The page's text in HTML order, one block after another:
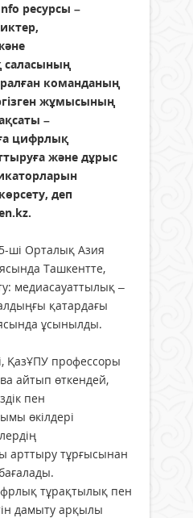
ресурсы –
саласының
команданың
жұмысының
–
цифрлық
және дұрыс
деп
ші Орталық Азия
Ташкентте,
медиасауаттылық –
қатардағы
ұсынылды.
ҚазҰПУ профессоры
айтып өткендей,
пен
өкілдері
арттыру тұрғысынан
тұрақтылық пен
дамыту арқылы